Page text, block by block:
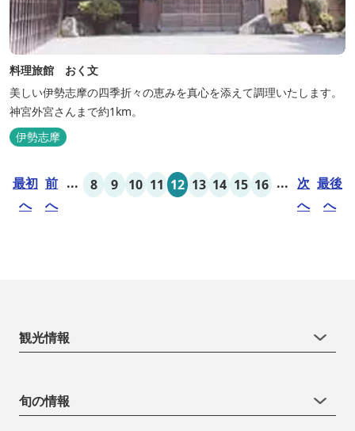
料理旅館 おく文
美しい伊勢志摩の四季折々の恵みを真心を添えて調理いたします。
神宮外宮さんまで約1km。
伊勢志摩
最初
へ
前
へ
... 8 9 10 11 12 13 14 15 16 ... 次
へ
最後
へ
観光情報
旬の情報